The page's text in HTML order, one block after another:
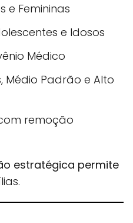
e Femininas
e Idosos
Médico
Médio Padrão e Alto
remoção
estratégica permite